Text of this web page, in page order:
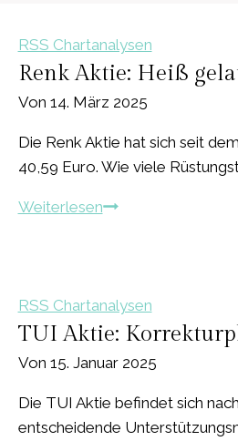
RSS Chartanalysen
Renk Aktie: Heiß
Von 14. März 2025
Die Renk Aktie hat sich seit
40,59 Euro. Wie viele
WeiterlesenRenk
aktuell
Korrektur
nun?
RSS Chartanalysen
TUI Aktie:
Von 15. Januar 2025
Die TUI Aktie befindet sich
entscheidende